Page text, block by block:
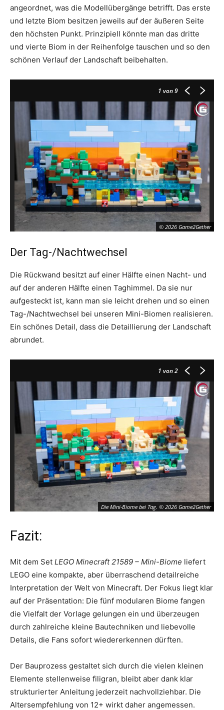
angeordnet, was die Modellübergänge betrifft. Das erste
und letzte Biom besitzen jeweils auf der äußeren Seite
den höchsten Punkt. Prinzipiell könnte man das dritte
und vierte Biom in der Reihenfolge tauschen und so den
schönen Verlauf der Landschaft beibehalten.
1 von 9
© 2026 Game2Gether
Der Tag-/Nachtwechsel
Die Rückwand besitzt auf einer Hälfte einen Nacht- und
auf der anderen Hälfte einen Taghimmel. Da sie nur
aufgesteckt ist, kann man sie leicht drehen und so einen
Tag-/Nachtwechsel bei unseren Mini-Biomen realisieren.
Ein schönes Detail, dass die Detaillierung der Landschaft
abrundet.
1 von 2
Die Mini-Biome bei Tag. © 2026 Game2Gether
Fazit:
Mit dem Set LEGO Minecraft 21589 – Mini-Biome liefert
LEGO eine kompakte, aber überraschend detailreiche
Interpretation der Welt von Minecraft. Der Fokus liegt klar
auf der Präsentation: Die fünf modularen Biome fangen
die Vielfalt der Vorlage gelungen ein und überzeugen
durch zahlreiche kleine Bautechniken und liebevolle
Details, die Fans sofort wiedererkennen dürften.
Der Bauprozess gestaltet sich durch die vielen kleinen
Elemente stellenweise filigran, bleibt aber dank klar
strukturierter Anleitung jederzeit nachvollziehbar. Die
Altersempfehlung von 12+ wirkt daher angemessen.